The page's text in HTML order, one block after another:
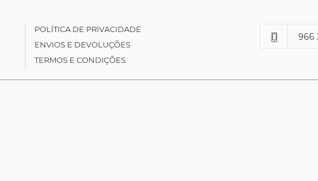
POLÍTICA DE PRIVACIDADE
ENVIOS E DEVOLUÇÕES
TERMOS E CONDIÇÕES
966